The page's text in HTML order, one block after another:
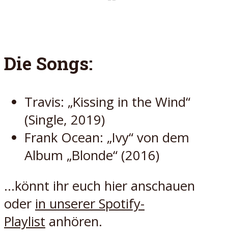
Die Songs:
Travis: „Kissing in the Wind“
(Single, 2019)
Frank Ocean: „Ivy“ von dem
Album „Blonde“ (2016)
…könnt ihr euch hier anschauen
oder in unserer Spotify-
Playlist anhören.